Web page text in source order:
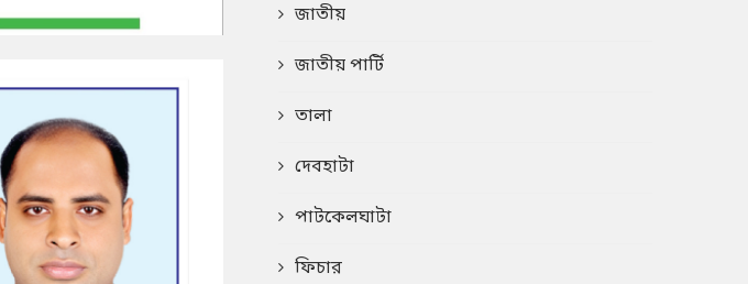
জাতীয়
জাতীয় পার্টি
তালা
দেবহাটা
পাটকেলঘাটা
ফিচার